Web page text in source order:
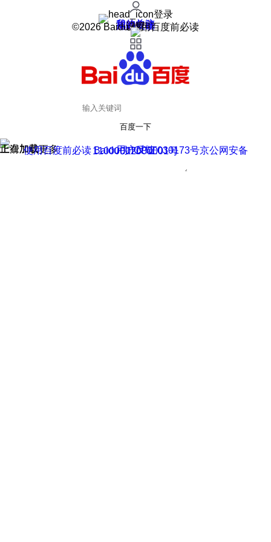
登录
我的关注
我的收藏
皮肤中心
用户反馈
设置
©2026 Baidu 使用百度前必读
百度一下
正在加载
上滑加载更多 用户反馈
使用百度前必读 Baidu 京ICP证030173号
京公网安备11000002000001号